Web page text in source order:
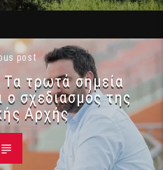
post
τρωτά σημεία
ο σχεδιασμός της
Αρχής